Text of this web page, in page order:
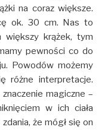
na coraz większe.
ok. 30 cm. Nas to
większy krążek, tym
pewności co do
Powodów możemy
różne interpretacje.
magiczne –
w ich ciała
że mógł się on